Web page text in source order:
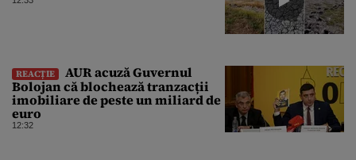
REACȚIE
AUR acuză Guvernul
Bolojan că blochează tranzacții
imobiliare de peste un miliard de
euro
12:32